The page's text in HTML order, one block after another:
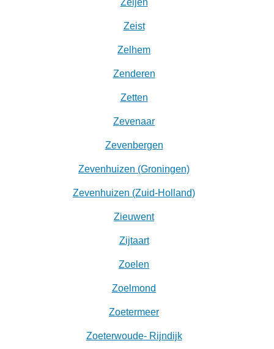
Zeijen
Zeist
Zelhem
Zenderen
Zetten
Zevenaar
Zevenbergen
Zevenhuizen (Groningen)
Zevenhuizen (Zuid-Holland)
Zieuwent
Zijtaart
Zoelen
Zoelmond
Zoetermeer
Zoeterwoude- Rijndijk